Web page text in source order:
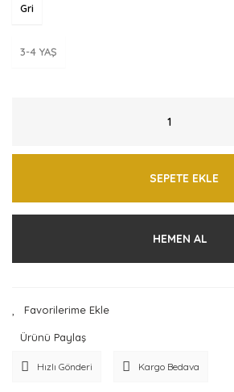
Gri
3-4 YAŞ
SEPETE EKLE
HEMEN AL
Ürünü Paylaş
Hızlı Gönderi Kargo Bedava